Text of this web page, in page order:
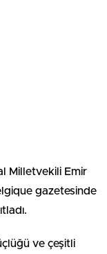
Milletvekili Emir
gazetesinde
ve çeşitli